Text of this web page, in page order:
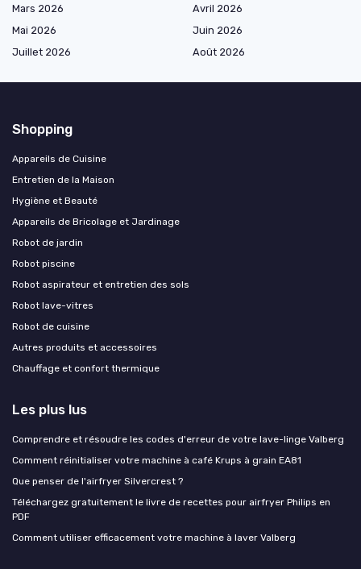
Mars 2026
Avril 2026
Mai 2026
Juin 2026
Juillet 2026
Août 2026
Shopping
Appareils de Cuisine
Entretien de la Maison
Hygiène et Beauté
Appareils de Bricolage et Jardinage
Robot de jardin
Robot piscine
Robot aspirateur et entretien des sols
Robot lave-vitres
Robot de cuisine
Autres produits et accessoires
Chauffage et confort thermique
Les plus lus
Comprendre et résoudre les codes d'erreur de votre lave-linge Valberg
Comment réinitialiser votre machine à café Krups à grain EA81
Que penser de l'airfryer Silvercrest ?
Téléchargez gratuitement le livre de recettes pour airfryer Philips en
PDF
Comment utiliser efficacement votre machine à laver Valberg